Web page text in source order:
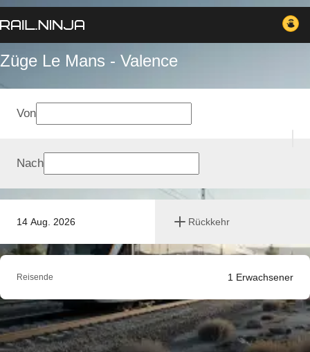
Züge Le Mans - Valence
14 Aug. 2026 Rückkehr
Von
Nach
Reisende 1 Erwachsener